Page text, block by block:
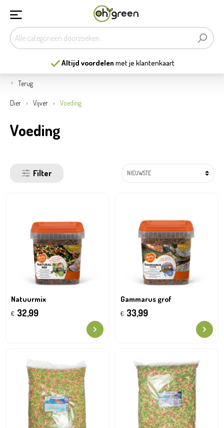
13mooiste tuincentravan België
Terug
Dier Vijver Voeding
Voeding
Filter
Natuurmix
€ 32,99
Gammarus grof
€ 33,99